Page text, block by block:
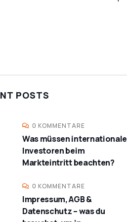
POSTS
0 KOMMENTARE
Was müssen internationale
Investoren beim
Markteintritt beachten?
0 KOMMENTARE
Impressum, AGB &
Datenschutz – was du